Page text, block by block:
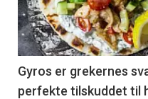
-
section
11
Gyros er grekernes
perfekte tilskuddet til